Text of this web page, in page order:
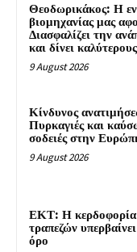
Θεοδωρικάκος: Η
βιομηχανίας μας
Διασφαλίζει την
και δίνει
9 August 2026
Κίνδυνος
Πυρκαγιές και
σοδειές στην
9 August 2026
ΕΚΤ: Η κερδοφορία
τραπεζών
όρο